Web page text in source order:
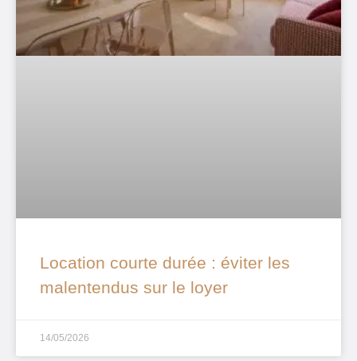
Location courte durée : éviter les
malentendus sur le loyer
14/05/2026